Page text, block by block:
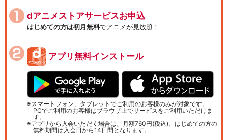
dアニメストアサービスお申込
はじめての方は初月無料でアニメが見放題！
アプリ無料インストール
スマートフォン、タブレットでご利用のお客様のみが対象です。
PCでご利用のお客様はブラウザ上でサービスをご利用いただけま
す。
アプリから入会いただく場合は、月額760円(税込)、はじめての方の
無料期間は入会日から14日間となります。